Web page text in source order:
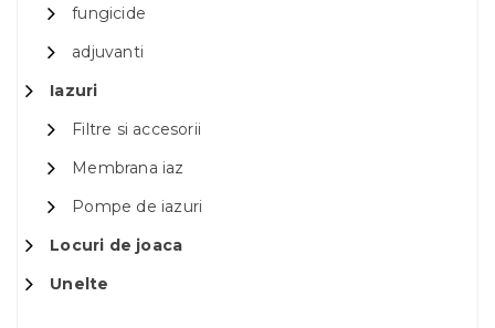
fungicide
adjuvanti
Iazuri
Filtre si accesorii
Membrana iaz
Pompe de iazuri
Locuri de joaca
Unelte